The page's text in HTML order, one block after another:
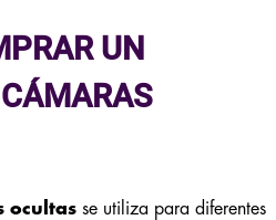
UN
ocultasse utiliza para diferentes